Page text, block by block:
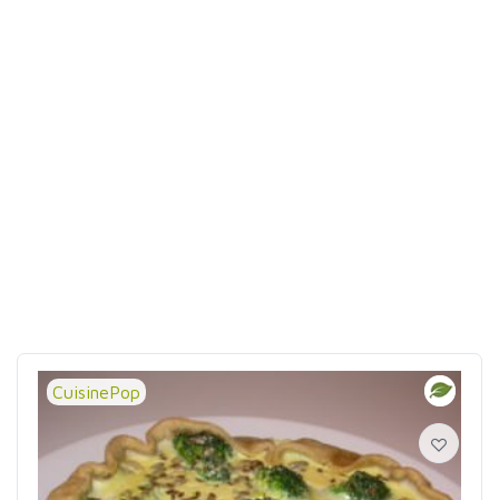
CuisinePop